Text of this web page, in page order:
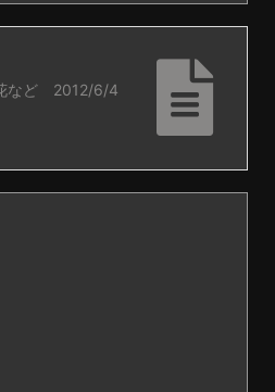
など 2012/6/4